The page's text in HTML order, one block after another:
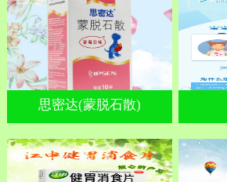
思密达(蒙脱石散)